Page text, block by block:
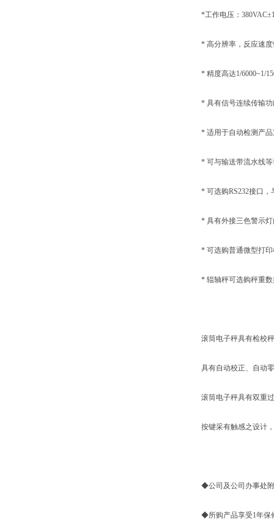
*工作电压：
* 高分辨率，反应速度
* 精度高达1/6000~1/
* 具有信号连续传输功
* 适用于自动检测产品
* 可与输送带流水线等
* 可选购RS232接口，
* 具有外接三色警示灯
* 可选购普通微型打印
* 辊轴秤可选购秤重数
滚筒电子秤具有检校秤
具有自动校正、自动零
滚筒电子秤具有双重过
按键采有触感之设计，
◆公司及公司办事处附
◆所购产品享受1年保